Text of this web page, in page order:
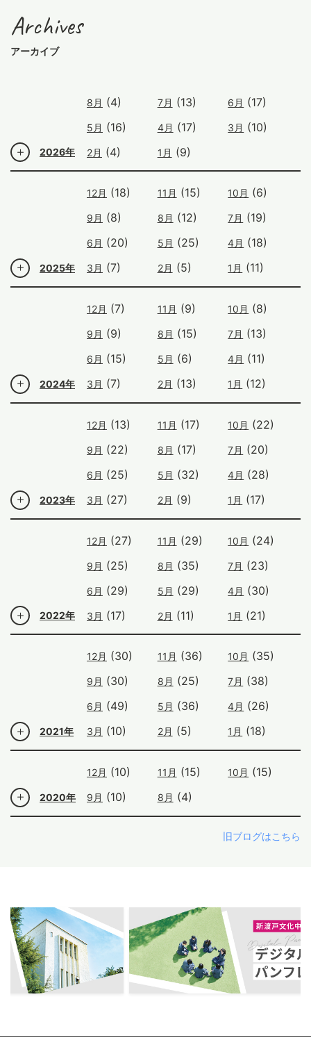
Archives
アーカイブ
2026年
8月 (4) 7月 (13) 6月 (17)
5月 (16) 4月 (17) 3月 (10)
2月 (4) 1月 (9)
2025年
12月 (18) 11月 (15) 10月 (6)
9月 (8) 8月 (12) 7月 (19)
6月 (20) 5月 (25) 4月 (18)
3月 (7) 2月 (5) 1月 (11)
2024年
12月 (7) 11月 (9) 10月 (8)
9月 (9) 8月 (15) 7月 (13)
6月 (15) 5月 (6) 4月 (11)
3月 (7) 2月 (13) 1月 (12)
2023年
12月 (13) 11月 (17) 10月 (22)
9月 (22) 8月 (17) 7月 (20)
6月 (25) 5月 (32) 4月 (28)
3月 (27) 2月 (9) 1月 (17)
2022年
12月 (27) 11月 (29) 10月 (24)
9月 (25) 8月 (35) 7月 (23)
6月 (29) 5月 (29) 4月 (30)
3月 (17) 2月 (11) 1月 (21)
2021年
12月 (30) 11月 (36) 10月 (35)
9月 (30) 8月 (25) 7月 (38)
6月 (49) 5月 (36) 4月 (26)
3月 (10) 2月 (5) 1月 (18)
2020年
12月 (10) 11月 (15) 10月 (15)
9月 (10) 8月 (4)
旧ブログはこちら